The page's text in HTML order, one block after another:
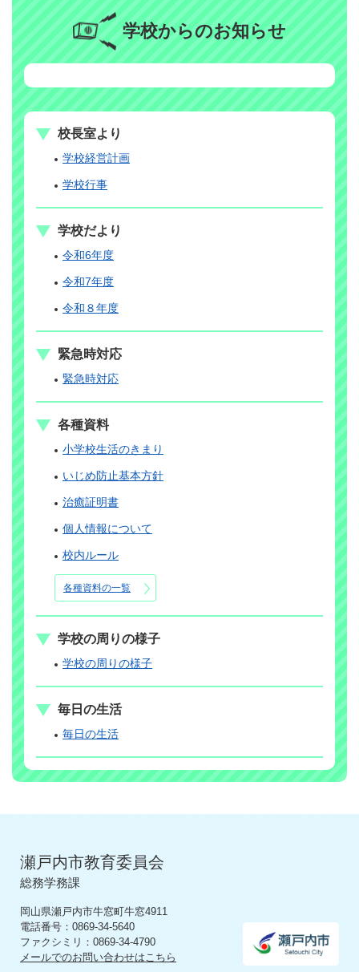
学校からのお知らせ
校長室より
学校経営計画
学校行事
学校だより
令和6年度
令和7年度
令和８年度
緊急時対応
緊急時対応
各種資料
小学校生活のきまり
いじめ防止基本方針
治癒証明書
個人情報について
校内ルール
各種資料の一覧
学校の周りの様子
学校の周りの様子
毎日の生活
毎日の生活
瀬戸内市教育委員会
総務学務課
岡山県瀬戸内市牛窓町牛窓4911
電話番号：0869-34-5640
ファクシミリ：0869-34-4790
メールでのお問い合わせはこちら